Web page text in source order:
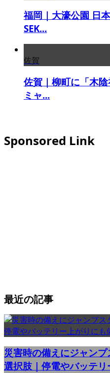
福岡｜大濠公園 日
SEK...
佐賀
佐賀｜柳町に「木
ミャ...
Sponsored Link
最近の記事
災害時の備えにジャン
選択肢｜停電やバッテ